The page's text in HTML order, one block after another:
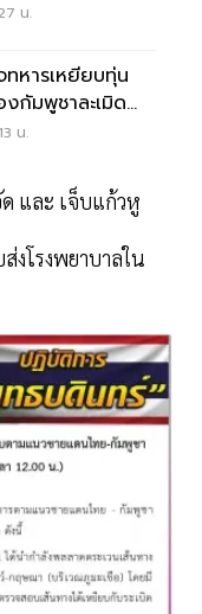
น.
ทหารเหยียบทุ่น
งกัมพูชาละเมิด
น.
และ เจ็บแก้วหู
งโรงพยาบาลใน